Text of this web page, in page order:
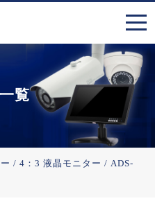
覧
/ 4：3 液晶モニター / ADS-